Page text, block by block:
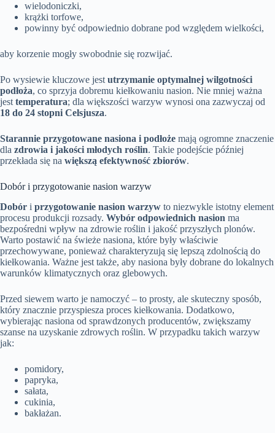
wielodoniczki,
krążki torfowe,
powinny być odpowiednio dobrane pod względem wielkości,
aby korzenie mogły swobodnie się rozwijać.
Po wysiewie kluczowe jest utrzymanie optymalnej wilgotności
podłoża, co sprzyja dobremu kiełkowaniu nasion. Nie mniej ważna
jest temperatura; dla większości warzyw wynosi ona zazwyczaj od
18 do 24 stopni Celsjusza.
Starannie przygotowane nasiona i podłoże mają ogromne znaczenie
dla zdrowia i jakości młodych roślin. Takie podejście później
przekłada się na większą efektywność zbiorów.
Dobór i przygotowanie nasion warzyw
Dobór i przygotowanie nasion warzyw to niezwykle istotny element
procesu produkcji rozsady. Wybór odpowiednich nasion ma
bezpośredni wpływ na zdrowie roślin i jakość przyszłych plonów.
Warto postawić na świeże nasiona, które były właściwie
przechowywane, ponieważ charakteryzują się lepszą zdolnością do
kiełkowania. Ważne jest także, aby nasiona były dobrane do lokalnych
warunków klimatycznych oraz glebowych.
Przed siewem warto je namoczyć – to prosty, ale skuteczny sposób,
który znacznie przyspiesza proces kiełkowania. Dodatkowo,
wybierając nasiona od sprawdzonych producentów, zwiększamy
szanse na uzyskanie zdrowych roślin. W przypadku takich warzyw
jak:
pomidory,
papryka,
sałata,
cukinia,
bakłażan.